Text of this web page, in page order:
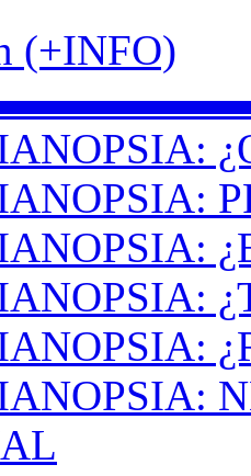
(+INFO)